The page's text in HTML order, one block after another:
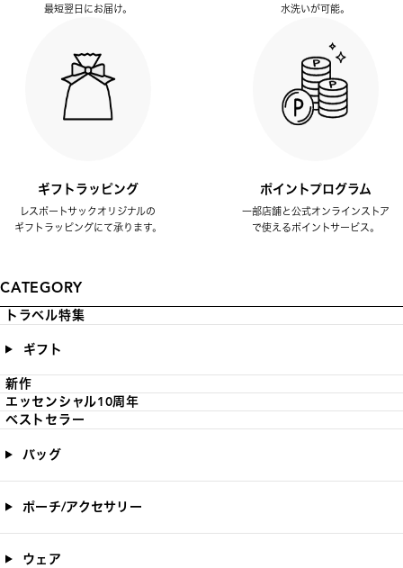
最短翌日にお届け。
水洗いが可能。
ギフトラッピング
レスポートサックオリジナルの
ギフトラッピングにて承ります。
ポイントプログラム
一部店舗と公式オンラインストア
で使えるポイントサービス。
CATEGORY
トラベル特集
ギフト
新作
エッセンシャル10周年
ベストセラー
バッグ
ポーチ/アクセサリー
ウェア